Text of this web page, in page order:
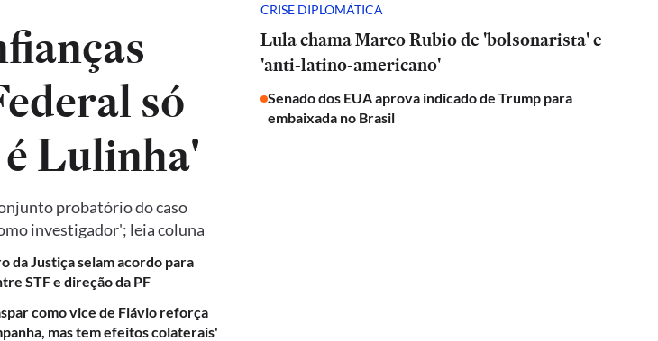
só
Lulinha'
probatório do caso
investigador'; leia coluna
da Justiça selam acordo para
STF e direção da PF
como vice de Flávio reforça
mas tem efeitos colaterais'
CRISE DIPLOMÁTICA
Lula chama Marco Rubio de 'bolsonarista' e
'anti-latino-americano'
Senado dos EUA aprova indicado de Trump para
embaixada no Brasil